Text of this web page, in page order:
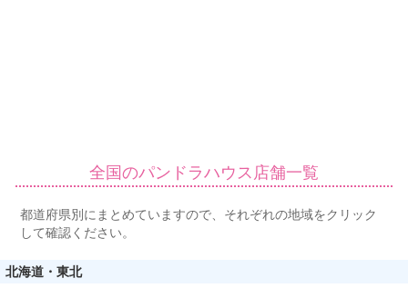
全国のパンドラハウス店舗一覧
都道府県別にまとめていますので、それぞれの地域をクリック
して確認ください。
北海道・東北